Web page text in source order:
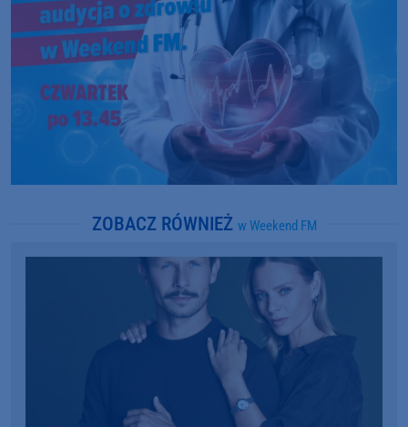
ZOBACZ RÓWNIEŻ w Weekend FM